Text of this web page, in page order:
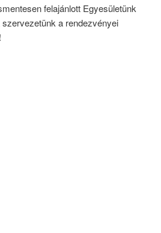
felajánlott Egyesületünk
a rendezvényei